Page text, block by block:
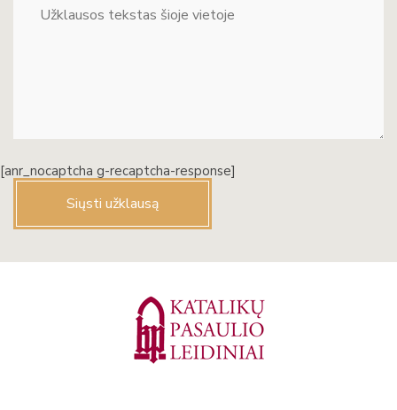
[anr_nocaptcha g-recaptcha-response]